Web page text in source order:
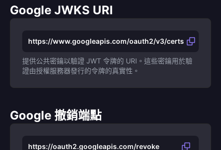
Google JWKS URI
https://www.googleapis.com/oauth2/v3/certs
提供公共密鑰以驗證 JWT 令牌的 URI。這些密鑰用於驗
證由授權服務器發行的令牌的真實性。
Google 撤銷端點
https://oauth2.googleapis.com/revoke